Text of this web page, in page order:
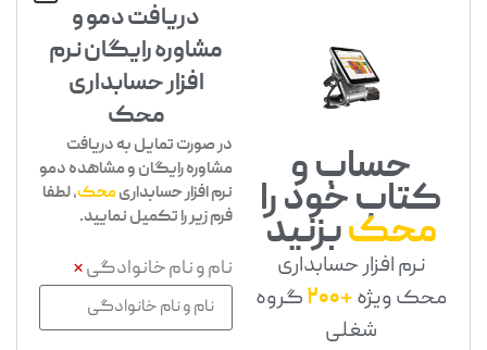
حساب و
کتاب خود را
محکبزنید
نرم افزار حسابداری
محک ویژه+200
گروه
شغلی
دریافت دمو و
مشاوره رایگان نرم
افزار حسابداری
محک
در صورت تمایل به دریافت
مشاوره رایگان و مشاهده دمو
نرم افزار حسابداریمحک، لطفا
فرم زیر را تکمیل نمایید.
نام و نام خانوادگی*